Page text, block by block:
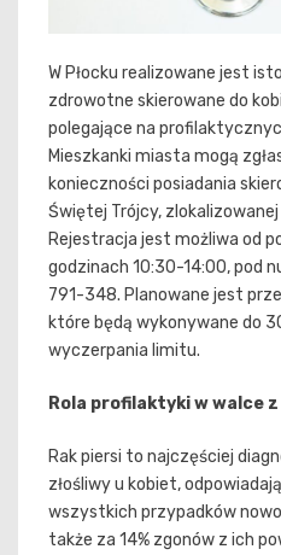
W Płocku realizowane jest
zdrowotne skierowane do
polegające na
Mieszkanki miasta mogą
konieczności posiadania
Świętej Trójcy, zlokalizowanej
Rejestracja jest możliwa od
godzinach 10:30-14:00, pod
791-348. Planowane jest
które będą wykonywane do
wyczerpania limitu.
Rola profilaktyki w walce
Rak piersi to najczęściej
złośliwy u kobiet,
wszystkich przypadków
także za 14% zgonów z ich